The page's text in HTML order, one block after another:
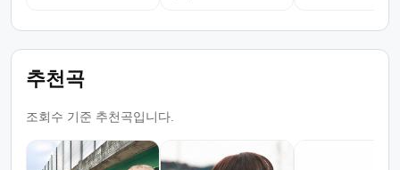
추천곡
조회수 기준 추천곡입니다.